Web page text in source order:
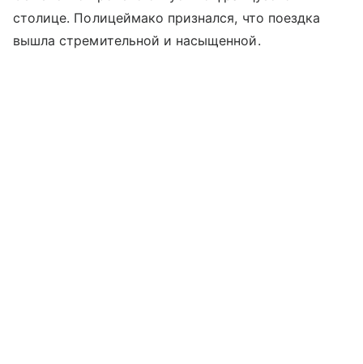
столице. Полицеймако признался, что поездка
вышла стремительной и насыщенной.